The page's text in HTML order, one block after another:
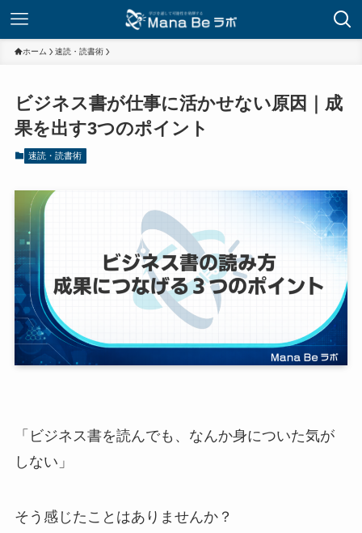
ホーム 速読・読書術
ビジネス書が仕事に活かせない原因｜成
果を出す3つのポイント
速読・読書術
「ビジネス書を読んでも、なんか身についた気が
しない」
そう感じたことはありませんか？